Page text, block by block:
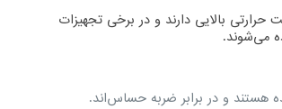
حرارتی بالایی دارند و در برخی تجهیزات
می‌شوند.
هستند و در برابر ضربه حساس‌اند.